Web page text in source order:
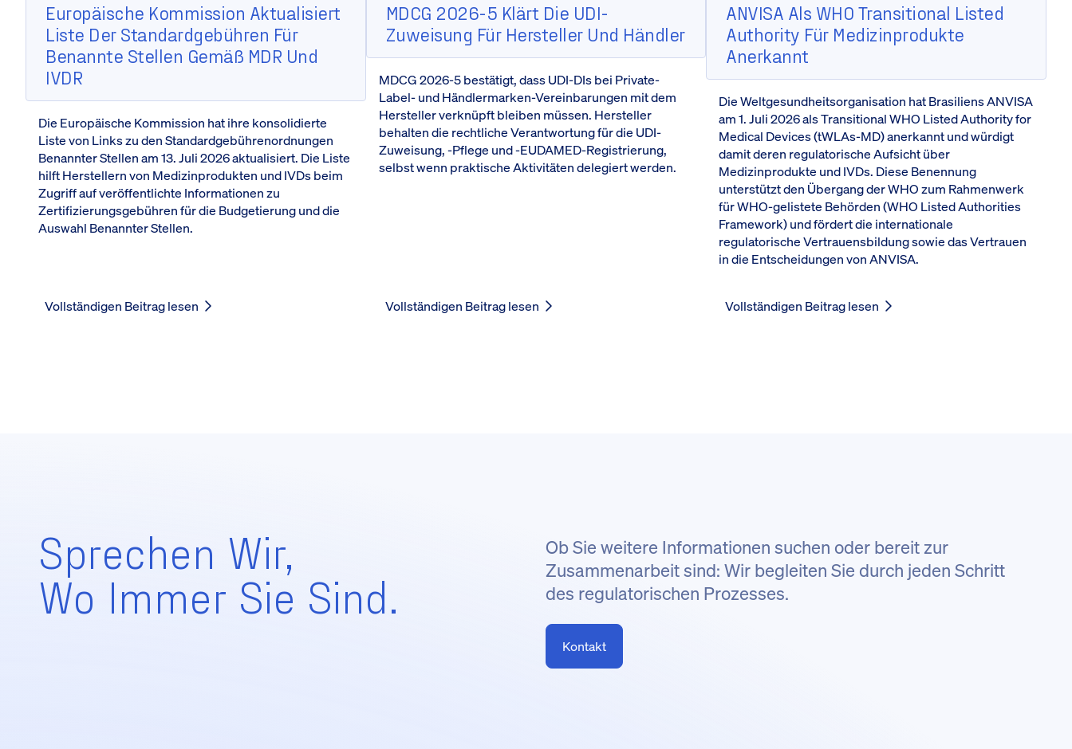
Europäische Kommission Aktualisiert
Liste Der Standardgebühren Für
Benannte Stellen Gemäß MDR Und
IVDR
Die Europäische Kommission hat ihre konsolidierte
Liste von Links zu den Standardgebührenordnungen
Benannter Stellen am 13. Juli 2026 aktualisiert. Die Liste
hilft Herstellern von Medizinprodukten und IVDs beim
Zugriff auf veröffentlichte Informationen zu
Zertifizierungsgebühren für die Budgetierung und die
Auswahl Benannter Stellen.
Vollständigen Beitrag lesen
MDCG 2026-5 Klärt Die UDI-
Zuweisung Für Hersteller Und Händler
MDCG 2026-5 bestätigt, dass UDI-DIs bei Private-
Label- und Händlermarken-Vereinbarungen mit dem
Hersteller verknüpft bleiben müssen. Hersteller
behalten die rechtliche Verantwortung für die UDI-
Zuweisung, -Pflege und -EUDAMED-Registrierung,
selbst wenn praktische Aktivitäten delegiert werden.
Vollständigen Beitrag lesen
ANVISA Als WHO Transitional Listed
Authority Für Medizinprodukte
Anerkannt
Die Weltgesundheitsorganisation hat Brasiliens ANVISA
am 1. Juli 2026 als Transitional WHO Listed Authority for
Medical Devices (tWLAs-MD) anerkannt und würdigt
damit deren regulatorische Aufsicht über
Medizinprodukte und IVDs. Diese Benennung
unterstützt den Übergang der WHO zum Rahmenwerk
für WHO-gelistete Behörden (WHO Listed Authorities
Framework) und fördert die internationale
regulatorische Vertrauensbildung sowie das Vertrauen
in die Entscheidungen von ANVISA.
Vollständigen Beitrag lesen
Sprechen Wir,
Wo Immer Sie Sind.
Ob Sie weitere Informationen suchen oder bereit zur
Zusammenarbeit sind: Wir begleiten Sie durch jeden Schritt
des regulatorischen Prozesses.
Kontakt